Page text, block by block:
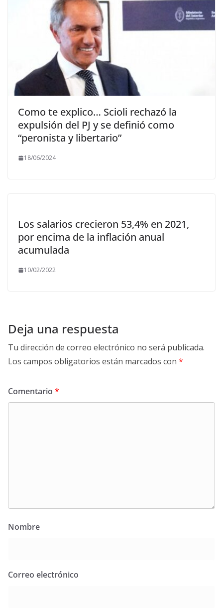
Como te explico… Scioli rechazó la
expulsión del PJ y se definió como
“peronista y libertario”
18/06/2024
Los salarios crecieron 53,4% en 2021,
por encima de la inflación anual
acumulada
10/02/2022
Deja una respuesta
Tu dirección de correo electrónico no será publicada.
Los campos obligatorios están marcados con *
Comentario *
Nombre
Correo electrónico